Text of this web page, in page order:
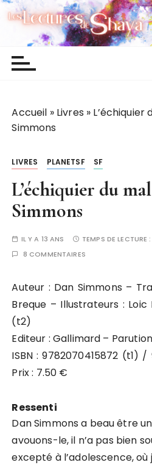
P
Les lectures
Accueil » Livres » L’échiquier
Simmons
LIVRES PLANETSF SF
L’échiquier du
Simmons
IL Y A 13 ANS TEMPS DE LECTURE :
8 COMMENTAIRES
Auteur : Dan Simmons –
Breque – Illustrateurs :
(t2)
Editeur : Gallimard – Parution
ISBN : 9782070415872 (t1)
Prix : 7.50 €
Ressenti
Dan Simmons a beau être
avouons-le, il n’a pas bien
excepté à l’adolescence, où